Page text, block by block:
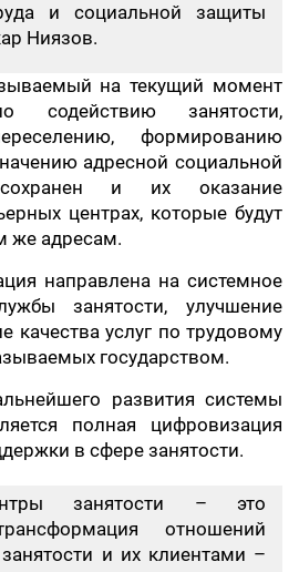
и социальной защиты
Ниязов.
на текущий момент
содействию занятости,
формированию
адресной социальной
и их оказание
центрах, которые будут
же адресам.
направлена на системное
занятости, улучшение
качества услуг по трудовому
государством.
развития системы
полная цифровизация
в сфере занятости.
занятости – это
отношений
и их клиентами –